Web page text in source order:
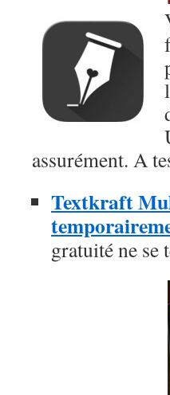
assurément. A
Textkraft
gratuité ne se